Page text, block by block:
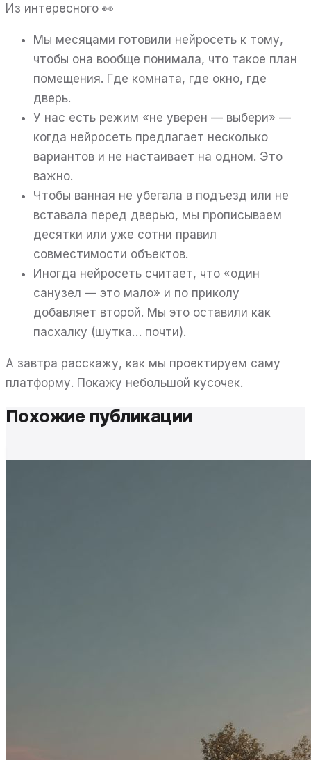
Из интересного 👀
Мы месяцами готовили нейросеть к тому,
чтобы она вообще понимала, что такое план
помещения. Где комната, где окно, где
дверь.
У нас есть режим «не уверен — выбери» —
когда нейросеть предлагает несколько
вариантов и не настаивает на одном. Это
важно.
Чтобы ванная не убегала в подъезд или не
вставала перед дверью, мы прописываем
десятки или уже сотни правил
совместимости объектов.
Иногда нейросеть считает, что «один
санузел — это мало» и по приколу
добавляет второй. Мы это оставили как
пасхалку (шутка… почти).
А завтра расскажу, как мы проектируем саму
платформу. Покажу небольшой кусочек.
Похожие публикации